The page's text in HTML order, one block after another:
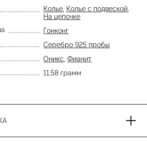
Колье Колье с подвеской
На цепочке
Гонконг
Серебро 925 пробы
Оникс ,Фианит
11,58 грамм